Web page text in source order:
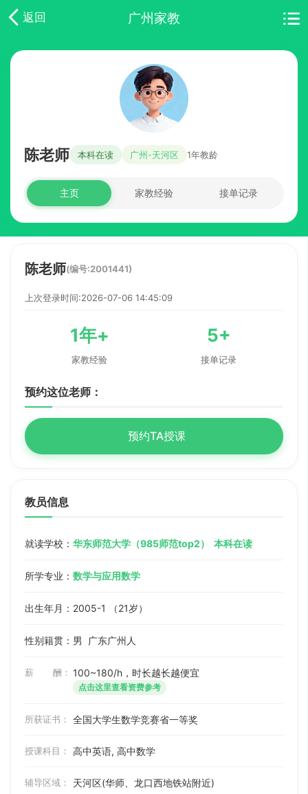
返回 广州家教
陈老师 本科在读 广州-天河区 1年教龄
主页 家教经验 接单记录
陈老师(编号:2001441)
上次登录时间:2026-07-06 14:45:09
1年+
家教经验
5+
接单记录
预约这位老师：
预约TA授课
教员信息
就读学校： 华东师范大学（985师范top2） 本科在读
所学专业： 数学与应用数学
出生年月：2005-1 （21岁）
性别籍贯：男 广东广州人
薪 酬： 100~180/h，时长越长越便宜
点击这里查看资费参考
所获证书： 全国大学生数学竞赛省一等奖
授课科目： 高中英语, 高中数学
辅导区域： 天河区(华师、龙口西地铁站附近)